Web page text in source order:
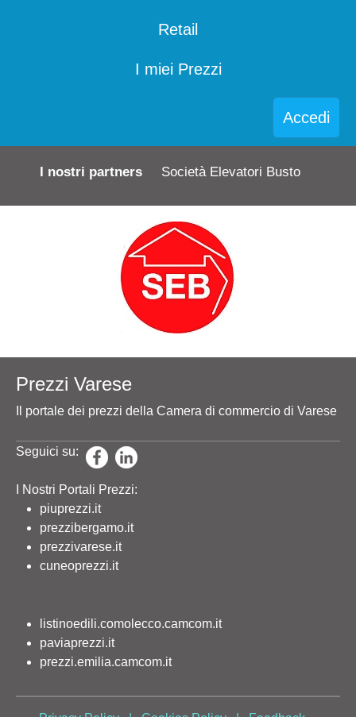
Retail
I miei Prezzi
Accedi
I nostri partners Società Elevatori Busto
Prezzi Varese
Il portale dei prezzi della Camera di commercio di Varese
Seguici su:
I Nostri Portali Prezzi:
piuprezzi.it
prezzibergamo.it
prezzivarese.it
cuneoprezzi.it
listinoedili.comolecco.camcom.it
paviaprezzi.it
prezzi.emilia.camcom.it